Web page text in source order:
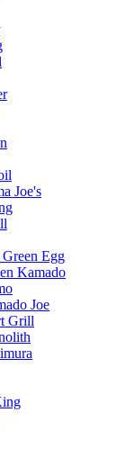
Joe's
Egg
Kamado
Joe
Grill